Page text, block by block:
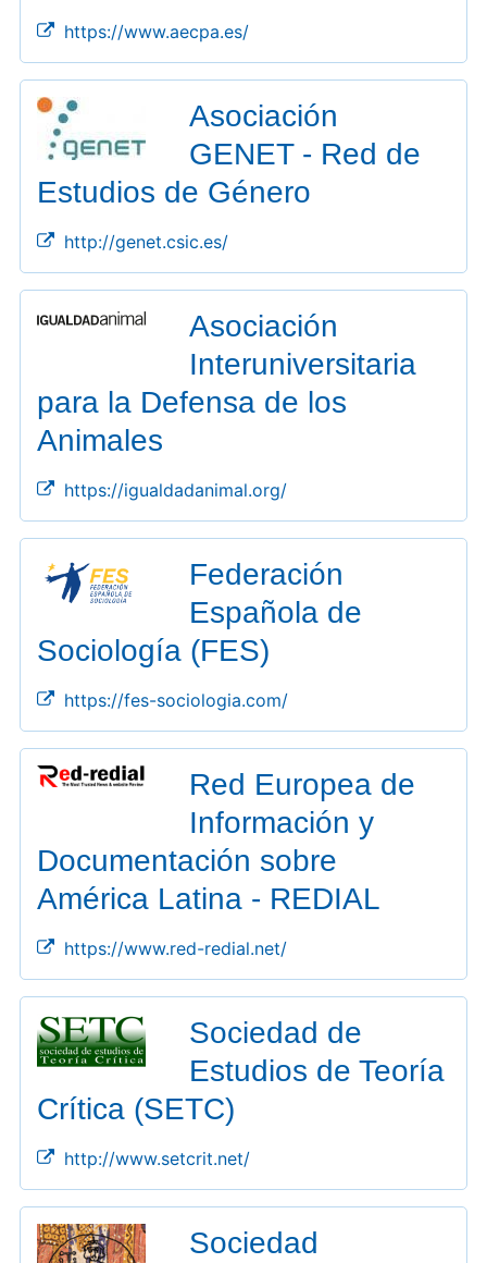
https://www.aecpa.es/
Asociación
GENET - Red de
Estudios de Género
http://genet.csic.es/
Asociación
Interuniversitaria
para la Defensa de los
Animales
https://igualdadanimal.org/
Federación
Española de
Sociología (FES)
https://fes-sociologia.com/
Red Europea de
Información y
Documentación sobre
América Latina - REDIAL
https://www.red-redial.net/
Sociedad de
Estudios de Teoría
Crítica (SETC)
http://www.setcrit.net/
Sociedad